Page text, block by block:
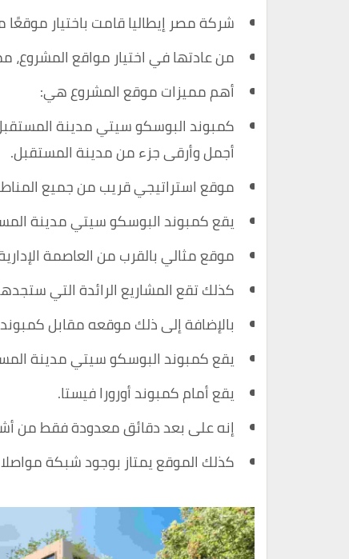
شركة مصر إيطاليا قامت باختيار موقعًا
من عادتها في اختيار مواقع المشروع،
أهم مميزات موقع المشروع هي:
كمبوند البوسكو سيتي مدينة
أجمل وأرقى جزء من مدينة المستقبل.
موقع استراتيجي قريب من جميع
يقع كمبوند البوسكو سيتي مدينة
موقع مثالي بالقرب من العاصمة
كذلك تقع المشاريع الرائدة التي
بالإضافة إلى ذلك موقعه مقابل
يقع كمبوند البوسكو سيتي مدينة
يقع أمام كمبوند أورورا فيستا.
إنه على بعد دقائق معدودة فقط من
كذلك الموقع يمتاز بوجود شبكة